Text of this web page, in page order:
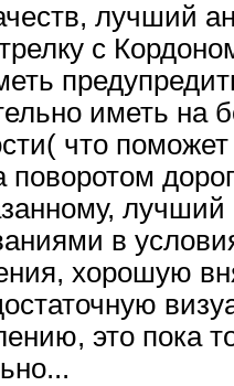
лучший
с
иметь на
что
поворотом
лучший
в
хорошую
это пока